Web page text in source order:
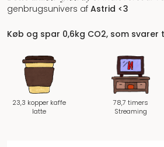
genbrugsunivers af Astrid <3
Køb og spar 0,6kg CO2, som svarer
23,3 kopper kaffe
latte
78,7 timers
Streaming